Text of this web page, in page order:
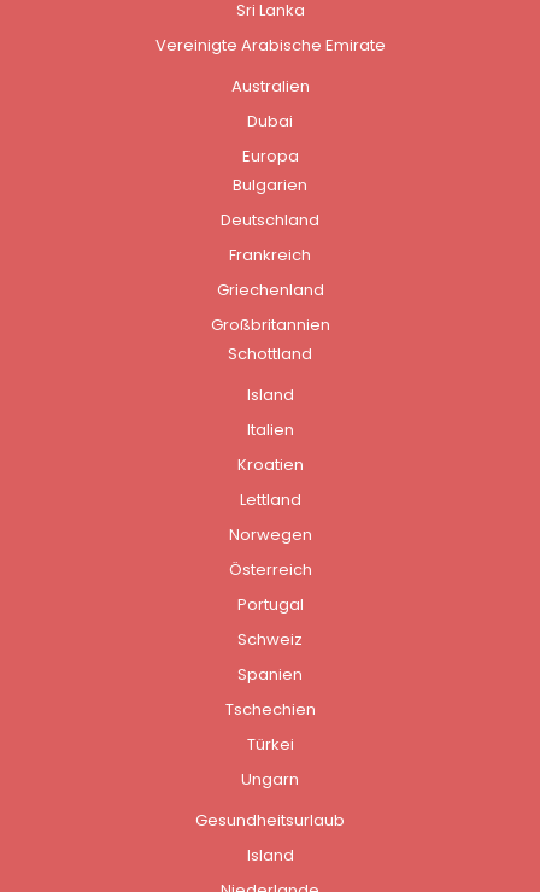
Sri Lanka
Vereinigte Arabische Emirate
Australien
Dubai
Europa
Bulgarien
Deutschland
Frankreich
Griechenland
Großbritannien
Schottland
Island
Italien
Kroatien
Lettland
Norwegen
Österreich
Portugal
Schweiz
Spanien
Tschechien
Türkei
Ungarn
Gesundheitsurlaub
Island